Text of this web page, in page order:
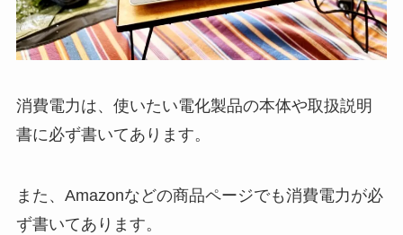
消費電力は、使いたい電化製品の本体や取扱説明
書に必ず書いてあります。
また、Amazonなどの商品ページでも消費電力が必
ず書いてあります。